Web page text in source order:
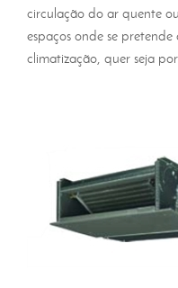
circulação do ar quente
espaços onde se
climatização, quer seja